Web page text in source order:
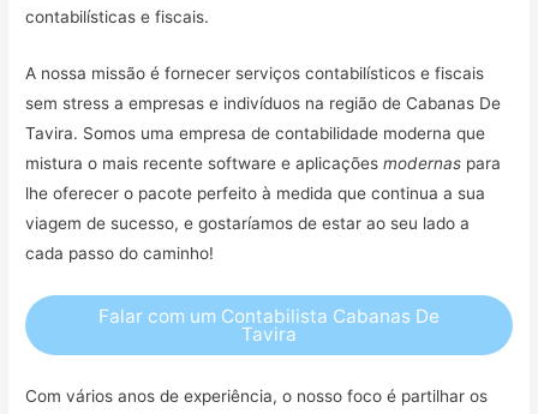
contabilísticas e fiscais.
A nossa missão é fornecer serviços contabilísticos e fiscais
sem stress a empresas e indivíduos na região de Cabanas De
Tavira. Somos uma empresa de contabilidade moderna que
mistura o mais recente software e aplicaçõesmodernas para
lhe oferecer o pacote perfeito à medida que continua a sua
viagem de sucesso, e gostaríamos de estar ao seu lado a
cada passo do caminho!
Falar com um Contabilista Cabanas De
Tavira
Com vários anos de experiência, o nosso foco é partilhar os